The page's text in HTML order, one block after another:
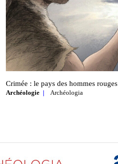
Crimée : le pays des hommes rouges
Archéologie Archéologia